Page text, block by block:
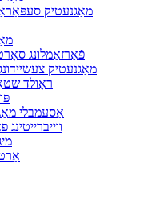
מאַגנעטיק
פֿאַרזאַמלונג
מאַגנעטיק
ראָולד
אַסעמבלי